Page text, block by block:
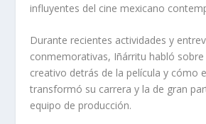
influyentes del cine mexicano
Durante recientes actividades y
conmemorativas, Iñárritu habló
creativo detrás de la película y cómo
transformó su carrera y la de gran
equipo de producción.